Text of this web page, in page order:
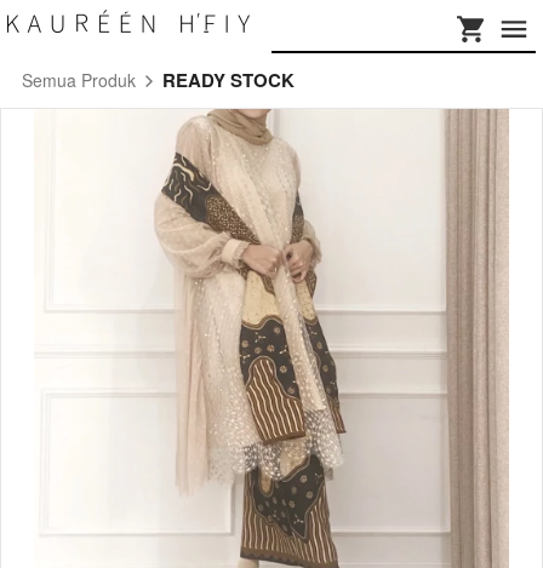
Semua Produk READY STOCK